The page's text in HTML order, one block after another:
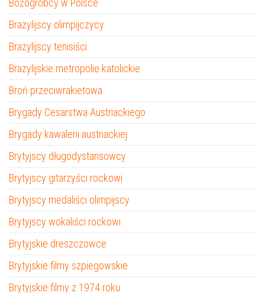
Bożogrobcy w Polsce
Brazylijscy olimpijczycy
Brazylijscy tenisiści
Brazylijskie metropolie katolickie
Broń przeciwrakietowa
Brygady Cesarstwa Austriackiego
Brygady kawalerii austriackiej
Brytyjscy długodystansowcy
Brytyjscy gitarzyści rockowi
Brytyjscy medaliści olimpijscy
Brytyjscy wokaliści rockowi
Brytyjskie dreszczowce
Brytyjskie filmy szpiegowskie
Brytyjskie filmy z 1974 roku